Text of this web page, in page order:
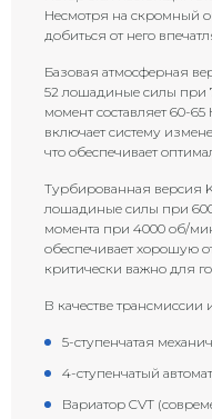
Несмотря на скромный
добиться от него
Базовая атмосферная
52 лошадиные силы при
момент составляет 60-
включает систему
что обеспечивает
Турбированная версия
лошадиные силы при
момента при 4000 об/
обеспечивает хорошую
критически важно для
В качестве трансмиссии
5-ступенчатая
4-ступенчатый
Вариатор CVT